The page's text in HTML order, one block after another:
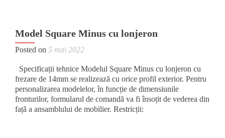
Model Square Minus cu lonjeron
Posted on 5 mai 2022
Specificații tehnice Modelul Square Minus cu lonjeron cu
frezare de 14mm se realizează cu orice profil exterior. Pentru
personalizarea modelelor, în funcție de dimensiunile
fronturilor, formularul de comandă va fi însoțit de vederea din
față a ansamblului de mobilier. Restricții: